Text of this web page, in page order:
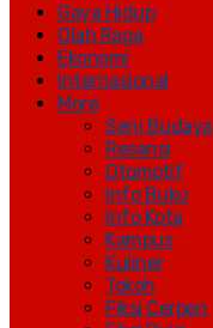
Gaya Hidup
Olah Raga
Ekonomi
Internasional
More
Seni Budaya
Resensi
Otomotif
Info Buku
Info Kota
Kampus
Kuliner
Tokoh
Fiksi Cerpen